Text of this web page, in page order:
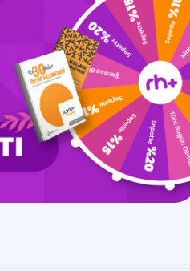
Kitaplara Özel Fırsatlar
Tüm Sınavlarla İlgili Haberler
Gramer
Gramer ve Konu Anlatımı